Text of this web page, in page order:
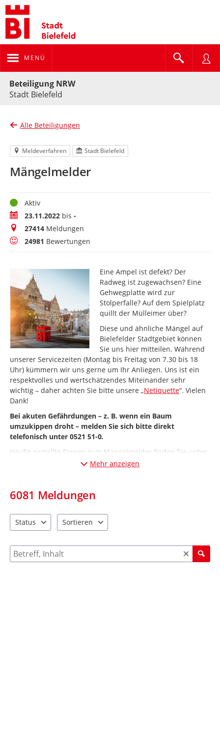
MENÜ
Beteiligung NRW
Stadt Bielefeld
Alle Beteiligungen
Meldeverfahren Stadt Bielefeld
Mängelmelder
StatusAktiv
Zeitraum23.11.2022 bis -
Meldungen
27414 Meldungen
Bewertungen
24981 Bewertungen
Eine Ampel ist defekt? Der
Radweg ist zugewachsen? Eine
Gehwegplatte wird zur
Stolperfalle? Auf dem Spielplatz
quillt der Mülleimer über?
Diese und ähnliche Mängel auf
Bielefelder Stadtgebiet können
Sie uns hier mitteilen. Während
unserer Servicezeiten (Montag bis Freitag von 7.30 bis 18
Uhr) kümmern wir uns gerne um Ihr Anliegen. Uns ist ein
respektvolles und wertschätzendes Miteinander sehr
wichtig – daher achten Sie bitte unsere „Netiquette“. Vielen
Dank!
Bei akuten Gefährdungen – z. B. wenn ein Baum
umzukippen droht – melden Sie sich bitte direkt
telefonisch unter 0521 51-0.
Häufig gestellte Fragen zum Mängelmelder finden Sie unter
„Informationen“ (Desktop-Ansicht: links; Mobil-Ansicht:
Mehr anzeigen
6081 Meldungen
Status
Sortieren
Suche nach Meldungen und Kommentaren